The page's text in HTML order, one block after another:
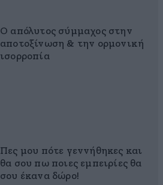
Ο απόλυτος σύμμαχος στην
αποτοξίνωση & την ορμονική
ισορροπία
Πες μου πότε γεννήθηκες και
θα σου πω ποιες εμπειρίες θα
σου έκανα δώρο!